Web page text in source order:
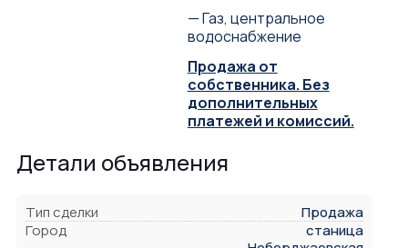
— Газ, центральное
водоснабжение
Продажа от
собственника. Без
дополнительных
платежей и комиссий.
Детали объявления
Тип сделки
Продажа
Город
станица